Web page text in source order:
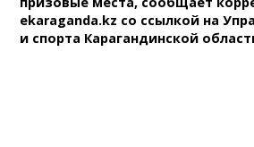
ekaraganda.kz со ссылкой на
и спорта Карагандинской